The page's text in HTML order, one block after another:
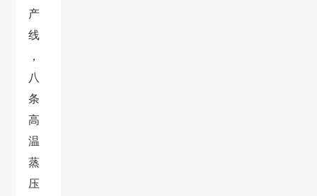
产
线
，
八
条
高
温
蒸
压